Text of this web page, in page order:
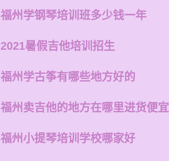
福州学钢琴培训班多少钱一年
2021暑假吉他培训招生
福州学古筝有哪些地方好的
福州卖吉他的地方在哪里进货便宜
福州小提琴培训学校哪家好